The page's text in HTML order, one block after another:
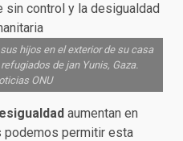
hijos en el exterior de su casa
de jan Yunis, Gaza.
ONU
aumentan en
podemos permitir esta